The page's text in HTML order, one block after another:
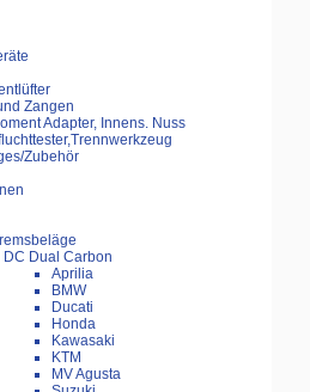
Zangen
Adapter, Innens. Nuss
Zubehör
DC Dual Carbon
Aprilia
BMW
Ducati
Honda
Kawasaki
KTM
MV Agusta